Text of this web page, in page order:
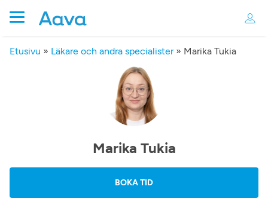
Etusivu » Läkare och andra specialister» Marika Tukia
Marika Tukia
BOKA TID